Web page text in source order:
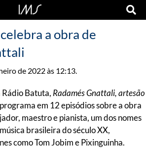
a obra de
de 2022 às 12:13.
Rádio Batuta, Radamés Gnattali, artesão
em 12 episódios sobre a obra
maestro e pianista, um dos nomes
brasileira do século XX,
como Tom Jobim e Pixinguinha.